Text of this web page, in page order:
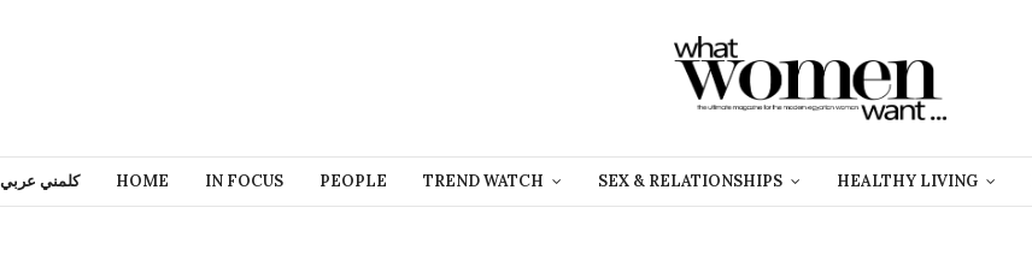
كلمني عربي HOME IN FOCUS PEOPLE TREND WATCH SEX & RELATIONSHIPS HEALTHY LIVING